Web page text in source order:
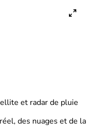
et radar de pluie
des nuages et de la